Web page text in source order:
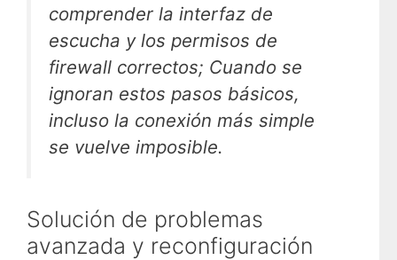
comprender la interfaz de
escucha y los permisos de
firewall correctos; Cuando se
ignoran estos pasos básicos,
incluso la conexión más simple
se vuelve imposible.
Solución de problemas
avanzada y reconfiguración